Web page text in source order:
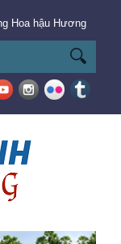
Hoa hậu Hương